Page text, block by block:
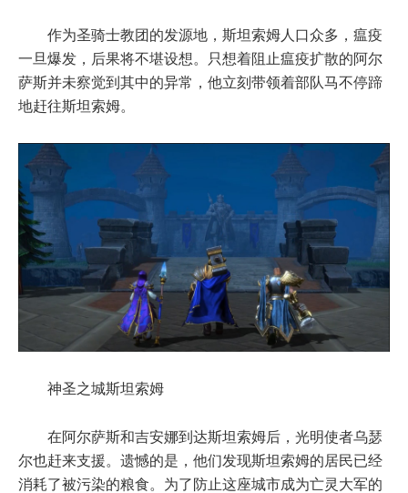
作为圣骑士教团的发源地，斯坦索姆人口众多，瘟疫
一旦爆发，后果将不堪设想。只想着阻止瘟疫扩散的阿尔
萨斯并未察觉到其中的异常，他立刻带领着部队马不停蹄
地赶往斯坦索姆。
神圣之城斯坦索姆
在阿尔萨斯和吉安娜到达斯坦索姆后，光明使者乌瑟
尔也赶来支援。遗憾的是，他们发现斯坦索姆的居民已经
消耗了被污染的粮食。为了防止这座城市成为亡灵大军的